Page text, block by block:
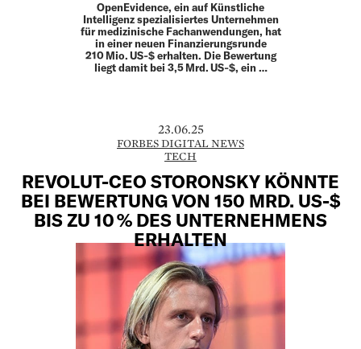
OpenEvidence, ein auf Künstliche
Intelligenz spezialisiertes Unternehmen
für medizinische Fachanwendungen, hat
in einer neuen Finanzierungsrunde
210 Mio. US‑$ erhalten. Die Bewertung
liegt damit bei 3,5 Mrd. US‑$, ein …
23.06.25
FORBES DIGITAL NEWS
TECH
REVOLUT-CEO STORONSKY KÖNNTE
BEI BEWERTUNG VON 150 MRD. US-$
BIS ZU 10 % DES UNTERNEHMENS
ERHALTEN